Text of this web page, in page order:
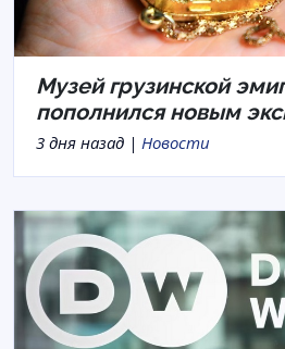
Музей грузинской
пополнился новым
3 дня назад | Новости